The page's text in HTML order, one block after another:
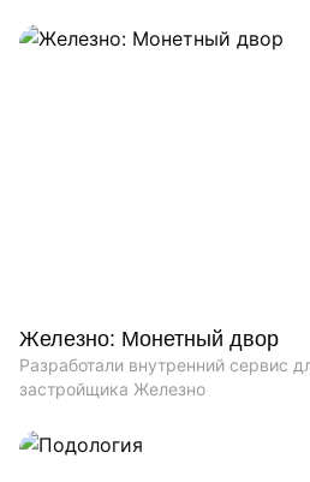
Наши работы
Железно: Монетный двор
Разработали внутренний сервис
застройщика Железно